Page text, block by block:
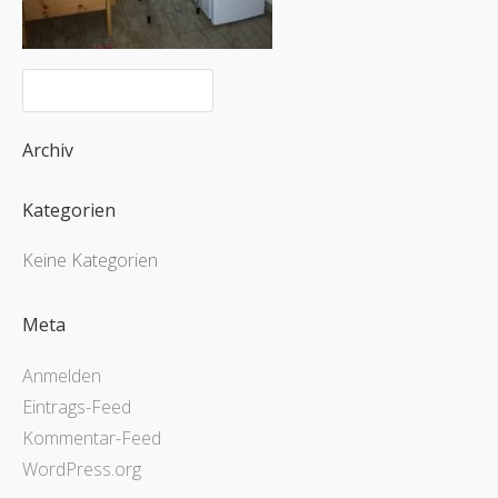
Archiv
Kategorien
Keine Kategorien
Meta
Anmelden
Eintrags-Feed
Kommentar-Feed
WordPress.org